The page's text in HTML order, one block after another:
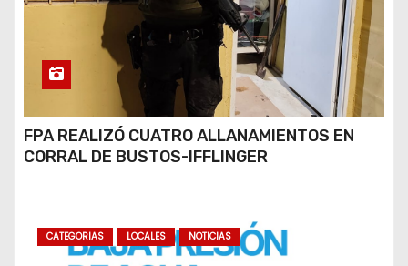
FPA REALIZÓ CUATRO ALLANAMIENTOS EN
CORRAL DE BUSTOS-IFFLINGER
CATEGORIAS LOCALES NOTICIAS